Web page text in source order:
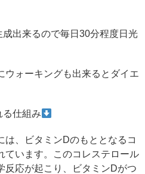
出来るので毎日 30分程度日光
ウォーキングも出来るとダイエ
る仕組み
は、ビタミンDのもととなるコ
ています。このコレステロール
反応が起こり、ビタミンDがつ